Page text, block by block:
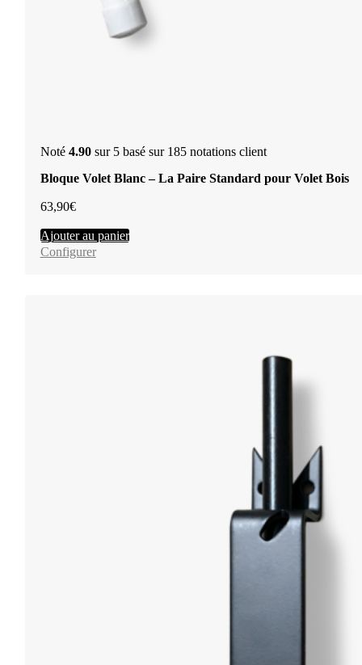
Noté 4.90sur 5 basé sur 185notations client
Bloque Volet Blanc – La Paire Standard pour Volet Bois
63,90€
Ajouter au panier
Configurer